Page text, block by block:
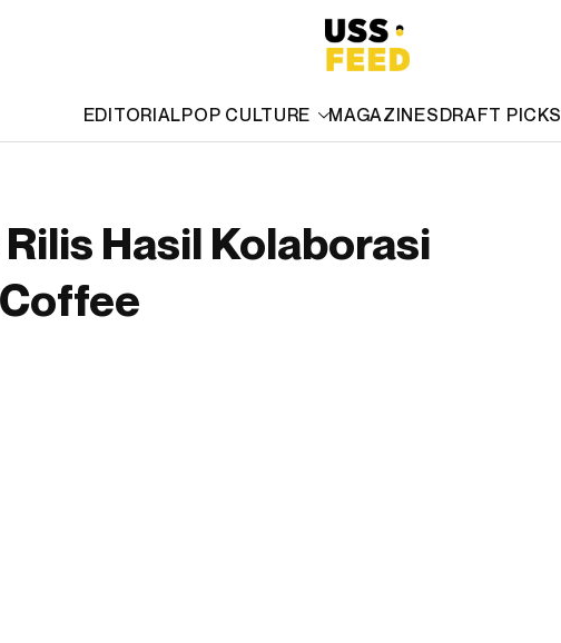
EDITORIALPOP CULTURE MAGAZINESDRAFT PICKS
Hasil Kolaborasi